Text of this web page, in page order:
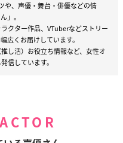
や、声優・舞台・俳優などの情
」。
クター作品、VTuberなどストリー
広くお届けしています。
し活）お役立ち情報など、女性オ
信しています。